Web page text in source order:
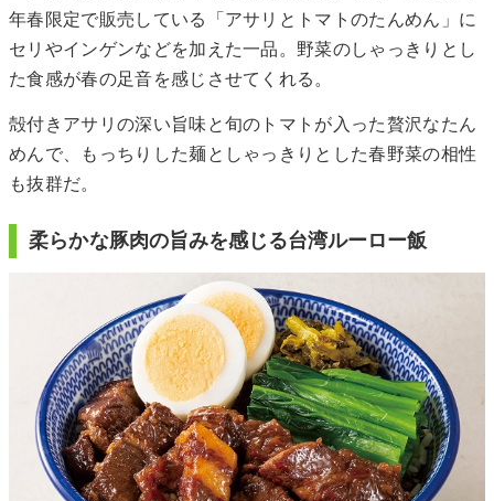
年春限定で販売している「アサリとトマトのたんめん」に
セリやインゲンなどを加えた一品。野菜のしゃっきりとし
た食感が春の足音を感じさせてくれる。
殻付きアサリの深い旨味と旬のトマトが入った贅沢なたん
めんで、もっちりした麺としゃっきりとした春野菜の相性
も抜群だ。
柔らかな豚肉の旨みを感じる台湾ルーロー飯